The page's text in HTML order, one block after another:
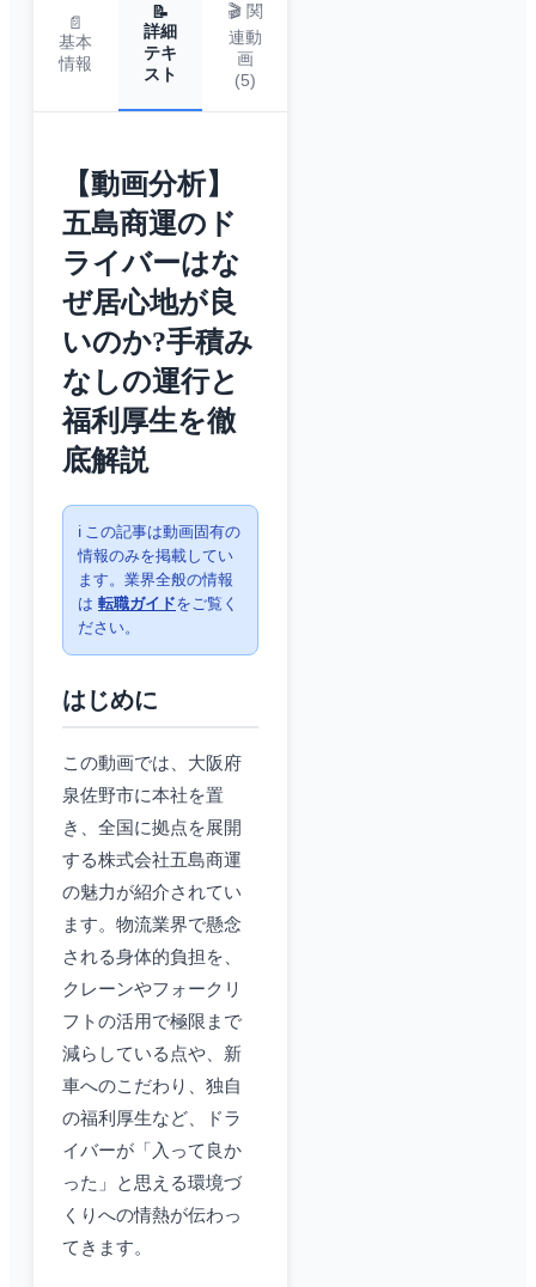
📄
基本
情報
📝
詳細
テキ
スト
🎬 関
連動
画
(5)
【動画分析】
五島商運のド
ライバーはな
ぜ居心地が良
いのか?手積み
なしの運行と
福利厚生を徹
底解説
ℹ️ この記事は動画固有の
情報のみを掲載してい
ます。業界全般の情報
は 転職ガイドをご覧く
ださい。
はじめに
この動画では、大阪府
泉佐野市に本社を置
き、全国に拠点を展開
する株式会社五島商運
の魅力が紹介されてい
ます。物流業界で懸念
される身体的負担を、
クレーンやフォークリ
フトの活用で極限まで
減らしている点や、新
車へのこだわり、独自
の福利厚生など、ドラ
イバーが「入って良か
った」と思える環境づ
くりへの情熱が伝わっ
てきます。